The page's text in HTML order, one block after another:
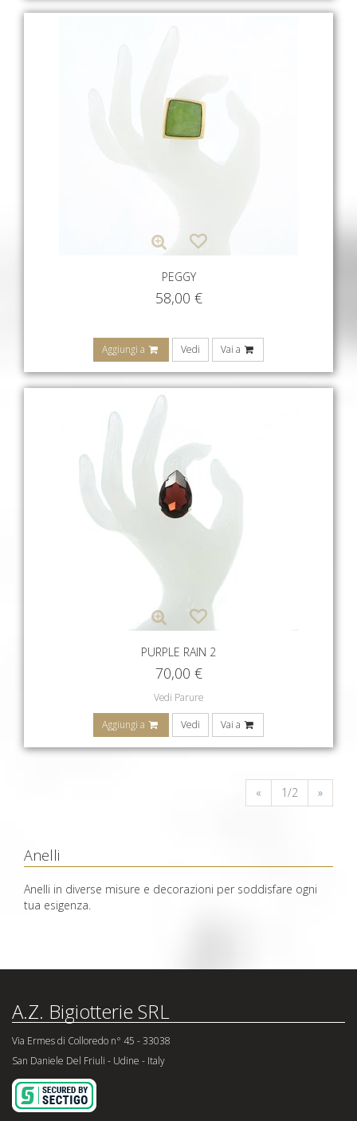
PEGGY
58,00 €
Aggiungi a Vedi Vai a
PURPLE RAIN 2
70,00 €
Vedi Parure
Aggiungi a Vedi Vai a
« 1/2 »
Anelli
Anelli in diverse misure e decorazioni per soddisfare ogni
tua esigenza.
A.Z. Bigiotterie SRL
Via Ermes di Colloredo n° 45 - 33038
San Daniele Del Friuli - Udine - Italy